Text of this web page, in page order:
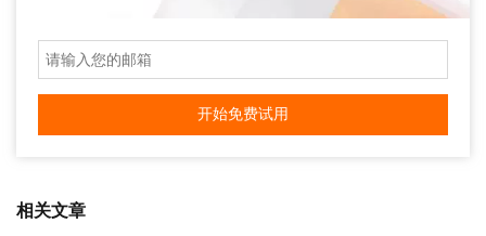
开始免费试用
相关文章